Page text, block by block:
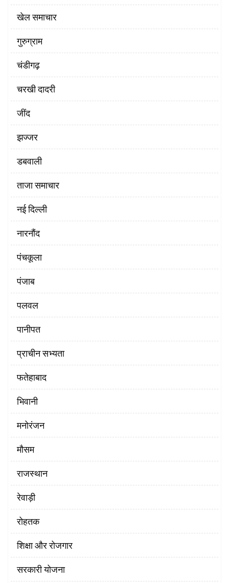
खेल समाचार
गुरुग्राम
चंडीगढ़
चरखी दादरी
‌जींद
झज्जर
डबवाली
ताजा समाचार
नई दिल्ली
नारनौंद
पंचकूला
पंजाब
पलवल
पानीपत
प्राचीन सभ्यता
फतेहाबाद
भिवानी
मनोरंजन
मौसम
राजस्थान
रेवाड़ी
रोहतक
शिक्षा और रोजगार
सरकारी योजना